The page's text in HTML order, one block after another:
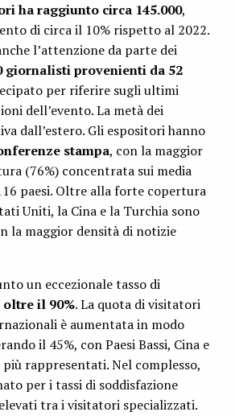
ha raggiunto circa 145.000,
di circa il 10% rispetto al 2022.
l’attenzione da parte dei
giornalisti provenienti da 52
per riferire sugli ultimi
dell’evento. La metà dei
dall’estero. Gli espositori hanno
stampa, con la maggior
(76%) concentrata sui media
paesi. Oltre alla forte copertura
Uniti, la Cina e la Turchia sono
la maggior densità di notizie
un eccezionale tasso di
il 90%. La quota di visitatori
è aumentata in modo
il 45%, con Paesi Bassi, Cina e
più rappresentati. Nel complesso,
per i tassi di soddisfazione
tra i visitatori specializzati.